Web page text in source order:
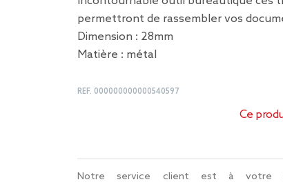
permettront de rassembler vos
Dimension : 28mm
Matière : métal
REF. 000000000000540597
Ce
Notre service client est à votre